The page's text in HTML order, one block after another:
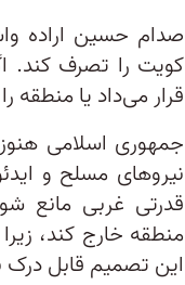
کویت را تصرف کند.
قرار می‌داد یا منطقه
جمهوری اسلامی
نیروهای مسلح و
قدرتی غربی مانع
منطقه خارج کند،
این تصمیم قابل درک